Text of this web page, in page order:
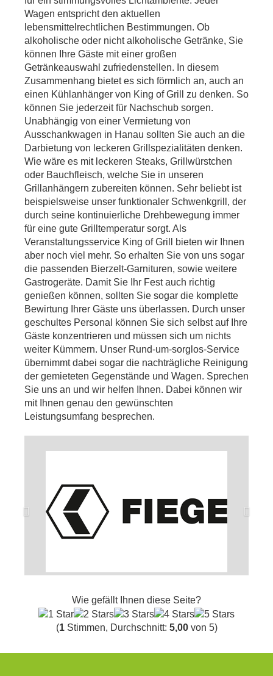
Wagen entspricht den aktuellen
lebensmittelrechtlichen Bestimmungen. Ob
alkoholische oder nicht alkoholische Getränke, Sie
können Ihre Gäste mit einer großen
Getränkeauswahl zufriedenstellen. In diesem
Zusammenhang bietet es sich förmlich an, auch an
einen Kühlanhänger von King of Grill zu denken. So
können Sie jederzeit für Nachschub sorgen.
Unabhängig von einer Vermietung von
Ausschankwagen in Hanau sollten Sie auch an die
Darbietung von leckeren Grillspezialitäten denken.
Wie wäre es mit leckeren Steaks, Grillwürstchen
oder Bauchfleisch, welche Sie in unseren
Grillanhängern zubereiten können. Sehr beliebt ist
beispielsweise unser funktionaler Schwenkgrill, der
durch seine kontinuierliche Drehbewegung immer
für eine gute Grilltemperatur sorgt. Als
Veranstaltungsservice King of Grill bieten wir Ihnen
aber noch viel mehr. So erhalten Sie von uns sogar
die passenden Bierzelt-Garnituren, sowie weitere
Gastrogeräte. Damit Sie Ihr Fest auch richtig
genießen können, sollten Sie sogar die komplette
Bewirtung Ihrer Gäste uns überlassen. Durch unser
geschultes Personal können Sie sich selbst auf Ihre
Gäste konzentrieren und müssen sich um nichts
weiter Kümmern. Unser Rund-um-sorglos-Service
übernimmt dabei sogar die nachträgliche Reinigung
der gemieteten Gegenstände und Wagen. Sprechen
Sie uns an und wir helfen Ihnen. Dabei können wir
mit Ihnen genau den gewünschten
Leistungsumfang besprechen.
Wie gefällt Ihnen diese Seite?
(1Stimmen, Durchschnitt: 5,00von 5)